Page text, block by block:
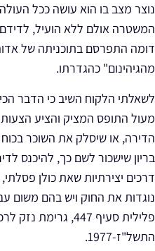
נוצר מצב בו הוא עושה ככל
המשטרה אולם ללא הועיל,
מהגיהינום" כהגדרתו.
לשאלתי הלקוח השיב כי הדבר
מעול התופס המציק והציע
הדירה, או שיסלק את השוכר
בריון שישכור לשם כך, להיכנס
דרכים יצירתיות שאת כולן
נוגדות את החוק ויש בהם משום
פלילית
התשל"ז-1977
.